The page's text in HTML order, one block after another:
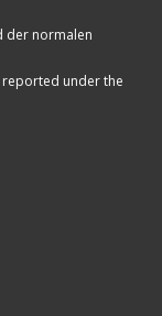
der normalen
reported under the